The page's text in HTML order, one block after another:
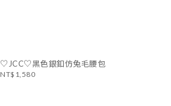
♡JCC♡黑色銀釦仿兔毛腰包
NT$1,580